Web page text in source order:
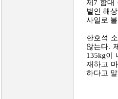
제7 함대
벌인 해
사일로
한호석
않는다.
135kg이
재하고
하다고